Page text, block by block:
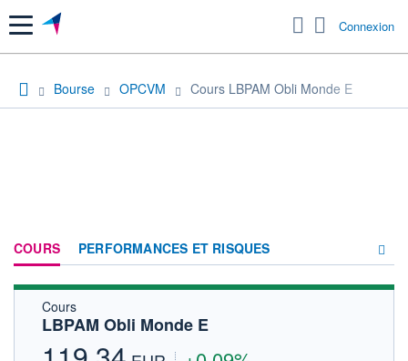
Menu Connexion
Bourse OPCVM Cours LBPAM Obli Monde E
COURS PERFORMANCES ET RISQUES
Cours
LBPAM Obli Monde E